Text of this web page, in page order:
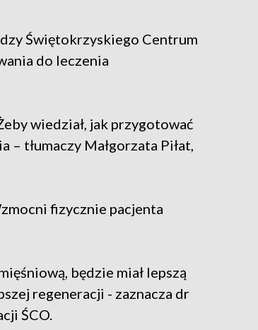
Świętokrzyskiego Centrum
do leczenia
wiedział, jak przygotować
tłumaczy Małgorzata Piłat,
fizycznie pacjenta
będzie miał lepszą
regeneracji - zaznacza dr
ŚCO.